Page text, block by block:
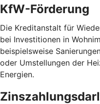
KfW-Förderung
Die Kreditanstalt für
bei Investitionen in
beispielsweise
oder Umstellungen der
Energien.